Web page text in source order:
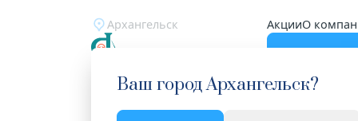
Архангельск АкцииО
Ваш городАрхангельск?